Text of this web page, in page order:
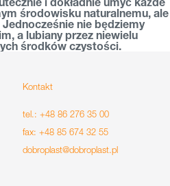
środowisku naturalnemu, ale
nie będziemy
a lubiany przez niewielu
środków czystości.
Kontakt
tel.: +48 86 276 35 00
fax: +48 85 674 32 55
dobroplast@dobroplast.pl